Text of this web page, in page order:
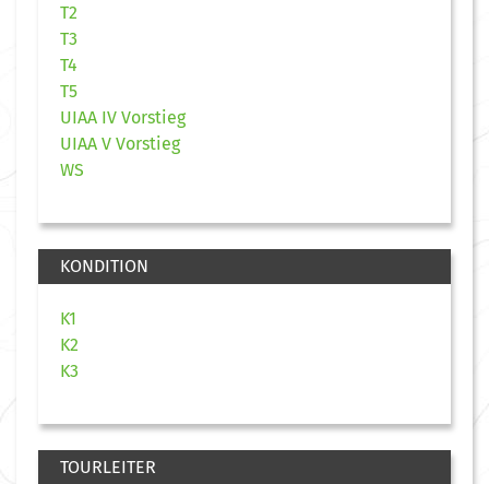
T2
T3
T4
T5
UIAA IV Vorstieg
UIAA V Vorstieg
WS
KONDITION
K1
K2
K3
TOURLEITER